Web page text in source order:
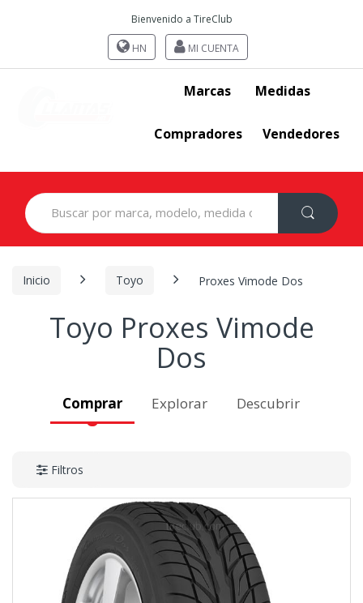
Bienvenido a TireClub
HN MI CUENTA
Marcas Medidas
Compradores Vendedores
Search
for:
Inicio Toyo Proxes Vimode Dos
Toyo Proxes Vimode
Dos
Comprar Explorar Descubrir
Filtros